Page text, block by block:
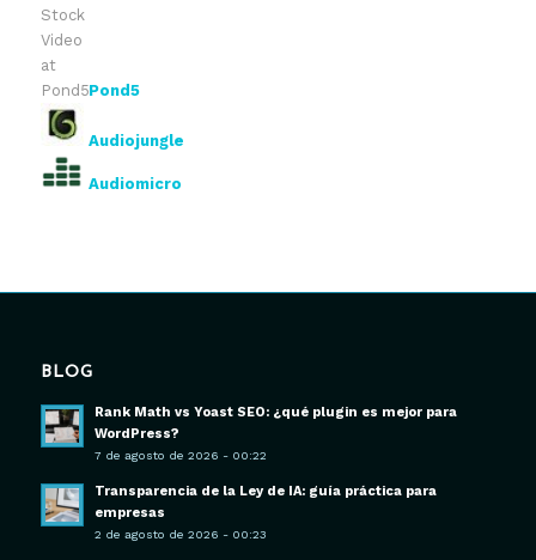
Pond5
Audiojungle
Audiomicro
BLOG
Rank Math vs Yoast SEO: ¿qué plugin es mejor para
WordPress?
7 de agosto de 2026 - 00:22
Transparencia de la Ley de IA: guía práctica para
empresas
2 de agosto de 2026 - 00:23